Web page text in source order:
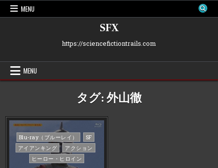
Skip
MENU
SFX
https://sciencefictiontrails.com
MENU
タグ:外山徹
Posted
in
Blu-ray（ブルーレイ）
SF
アイアンキング
アクション
ヒーロー・ヒロイン